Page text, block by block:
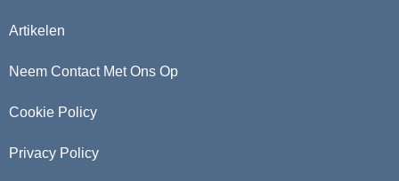
Artikelen
Neem Contact Met Ons Op
Cookie Policy
Privacy Policy